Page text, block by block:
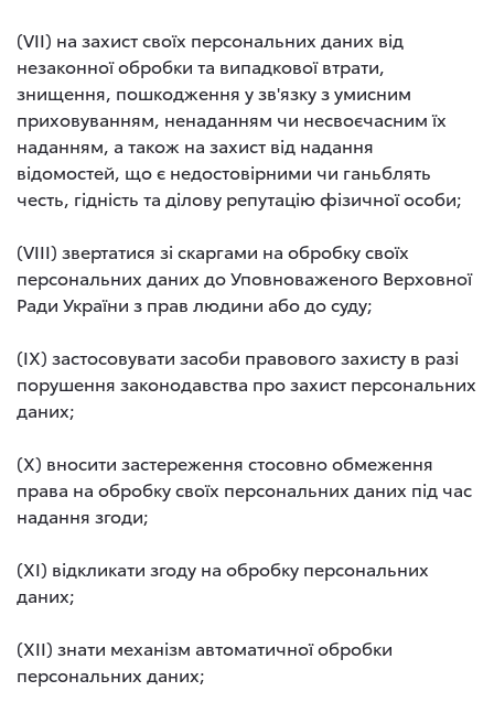
(VII) на захист своїх персональних даних від
незаконної обробки та випадкової втрати,
знищення, пошкодження у зв'язку з умисним
приховуванням, ненаданням чи несвоєчасним їх
наданням, а також на захист від надання
відомостей, що є недостовірними чи ганьблять
честь, гідність та ділову репутацію фізичної особи;
(VIII) звертатися зі скаргами на обробку своїх
персональних даних до Уповноваженого Верховної
Ради України з прав людини або до суду;
(IX) застосовувати засоби правового захисту в разі
порушення законодавства про захист персональних
даних;
(X) вносити застереження стосовно обмеження
права на обробку своїх персональних даних під час
надання згоди;
(XI) відкликати згоду на обробку персональних
даних;
(XII) знати механізм автоматичної обробки
персональних даних;